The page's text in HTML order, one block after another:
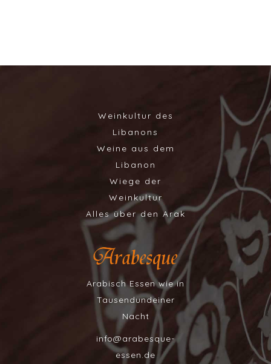
Weinkultur des
Libanons
Weine aus dem
Libanon
Wiege der
Weinkultur
Alles über den Arak
Arabisch Essen wie in
Tausendundeiner
Nacht
info@arabesque-
essen.de